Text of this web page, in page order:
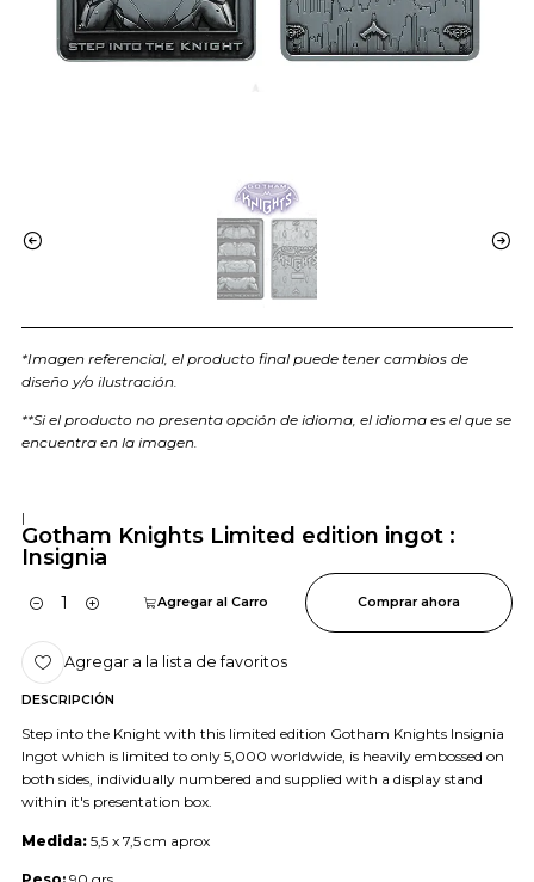
*Imagen referencial, el producto final puede tener cambios de
diseño y/o ilustración.
**Si el producto no presenta opción de idioma, el idioma es el que se
encuentra en la imagen.
|
Gotham Knights Limited edition ingot :
Insignia
Cantidad
Agregar al Carro Comprar ahora
Agregar a la lista de favoritos
DESCRIPCIÓN
Step into the Knight with this limited edition Gotham Knights Insignia
Ingot which is limited to only 5,000 worldwide, is heavily embossed on
both sides, individually numbered and supplied with a display stand
within it's presentation box.
Medida: 5,5 x 7,5 cm aprox